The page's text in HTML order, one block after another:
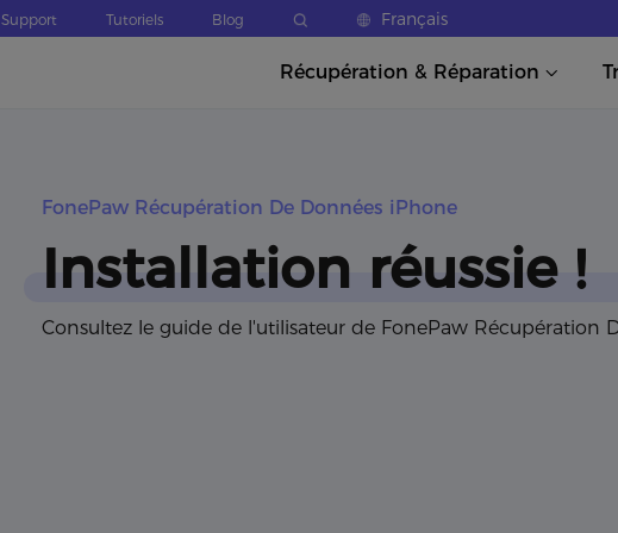
Support Tutoriels Blog Français
Récupération & Réparation
FonePaw Récupération De Données iPhone
Installation réussie !
Consultez le guide de l'utilisateur de FonePaw Récupération